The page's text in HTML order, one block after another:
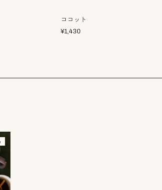
ココット
¥1,430